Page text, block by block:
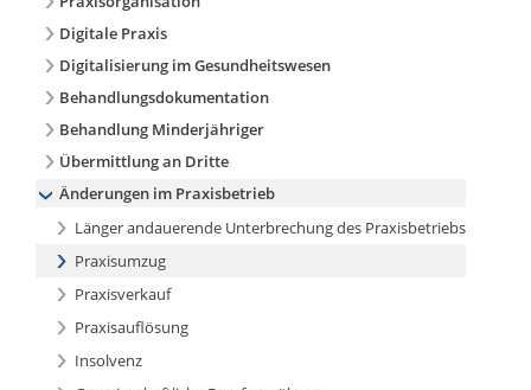
Digitale Praxis
Digitalisierung im Gesundheitswesen
Behandlungsdokumentation
Behandlung Minderjähriger
Übermittlung an Dritte
Änderungen im Praxisbetrieb
Länger andauerende Unterbrechung des Praxisbetriebs
Praxisumzug
Praxisverkauf
Praxisauflösung
Insolvenz